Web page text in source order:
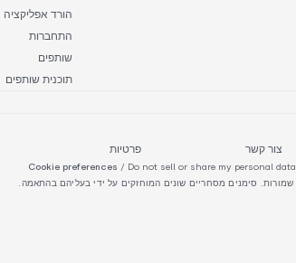
הורד אפליקציה
התחברות
שותפים
תוכנית שותפים
צור קשר פרטיות
Cookie preferences / Do not sell or share my personal data